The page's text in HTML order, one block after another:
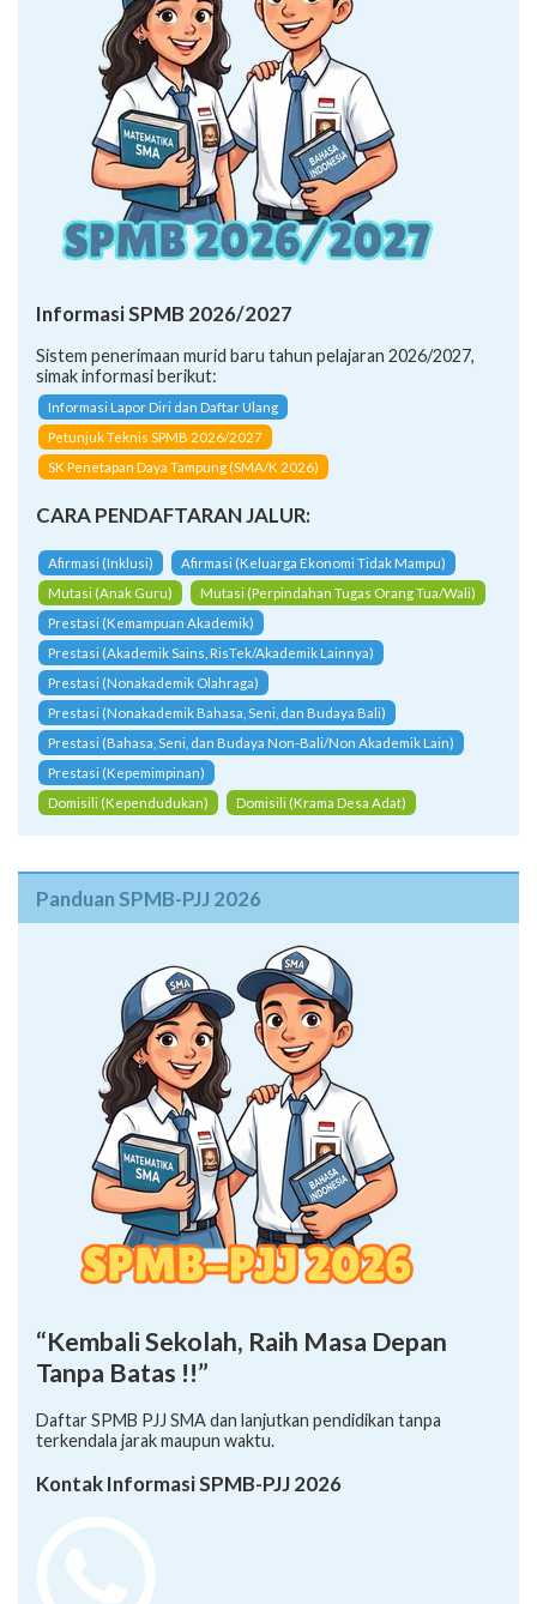
Informasi SPMB 2026/2027
Sistem penerimaan murid baru tahun pelajaran 2026/2027,
simak informasi berikut:
Informasi Lapor Diri dan Daftar Ulang
Petunjuk Teknis SPMB 2026/2027
SK Penetapan Daya Tampung (SMA/K 2026)
CARA PENDAFTARAN JALUR:
Afirmasi (Inklusi)
Afirmasi (Keluarga Ekonomi Tidak Mampu)
Mutasi (Anak Guru)
Mutasi (Perpindahan Tugas Orang Tua/Wali)
Prestasi (Kemampuan Akademik)
Prestasi (Akademik Sains, RisTek/Akademik Lainnya)
Prestasi (Nonakademik Olahraga)
Prestasi (Nonakademik Bahasa, Seni, dan Budaya Bali)
Prestasi (Bahasa, Seni, dan Budaya Non-Bali/Non Akademik Lain)
Prestasi (Kepemimpinan)
Domisili (Kependudukan)
Domisili (Krama Desa Adat)
Panduan SPMB-PJJ 2026
“Kembali Sekolah, Raih Masa Depan
Tanpa Batas !!”
Daftar SPMB PJJ SMA dan lanjutkan pendidikan tanpa
terkendala jarak maupun waktu.
Kontak Informasi SPMB-PJJ 2026